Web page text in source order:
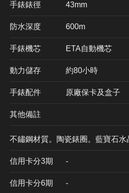
手錶錶徑 43mm
防水深度 600m
手錶機芯 ​ETA自動機芯
動力儲存 約80小時
手錶配件 原廠保卡及盒子
其他備註
不鏽鋼材質。陶瓷錶圈。藍寶石水
信用卡分3期 ​-
信用卡分6期 -